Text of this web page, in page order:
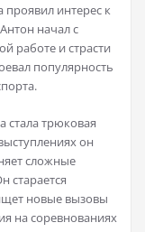
проявил интерес к
начал с
работе и страсти
популярность
стала трюковая
он
сложные
старается
новые вызовы
на соревнованиях